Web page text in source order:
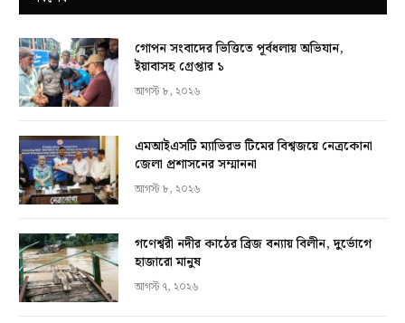
গোপন সংবাদের ভিত্তিতে পূর্বধলায় অভিযান,
ইয়াবাসহ গ্রেপ্তার ১
আগস্ট ৮, ২০২৬
এমআইএসটি ম্যাভিরভ টিমের বিশ্বজয়ে নেত্রকোনা
জেলা প্রশাসনের সম্মাননা
আগস্ট ৮, ২০২৬
গণেশ্বরী নদীর কাঠের ব্রিজ বন্যায় বিলীন, দুর্ভোগে
হাজারো মানুষ
আগস্ট ৭, ২০২৬